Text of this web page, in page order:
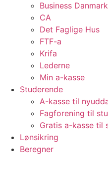
Business Danmark
CA
Det Faglige Hus
FTF-a
Krifa
Lederne
Min a-kasse
Studerende
A-kasse til
Fagforening til
Gratis a-kasse til
Lønsikring
Beregner